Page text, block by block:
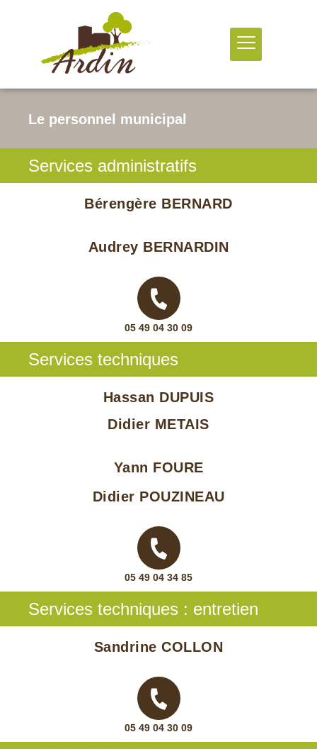
Le personnel municipal
Services administratifs
Bérengère BERNARD
Audrey BERNARDIN
05 49 04 30 09
Services techniques
Hassan DUPUIS
Didier METAIS
Yann FOURE
Didier POUZINEAU
05 49 04 34 85
Services techniques : entretien
Sandrine COLLON
05 49 04 30 09